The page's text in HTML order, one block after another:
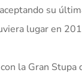
su
lugar en
la Gran Stupa